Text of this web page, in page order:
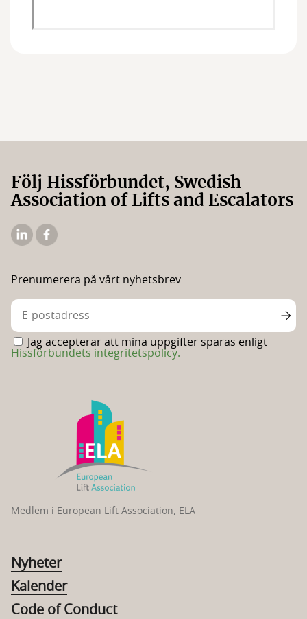
Följ Hissförbundet, Swedish
Association of Lifts and Escalators
Medlem i European Lift Association, ELA
Prenumerera på vårt nyhetsbrev
Jag accepterar att mina uppgifter sparas enligt
Hissförbundets integritetspolicy.
Nyheter
Kalender
Code of Conduct